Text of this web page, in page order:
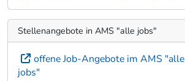
Stellenangebote in AMS "alle jobs"
offene Job-Angebote im AMS "alle
jobs"